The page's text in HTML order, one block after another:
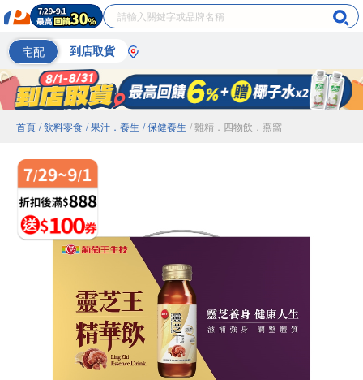
宅配 到店取貨
首頁 / 飲料零食 / 果汁．養生 / 保健養生 / 雞精．四物飲．燕窩